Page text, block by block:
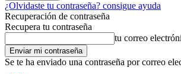
¿Olvidaste tu contraseña? consigue ayuda
Recuperación de contraseña
Recupera tu contraseña
tu correo
Se te ha enviado una contraseña por correo